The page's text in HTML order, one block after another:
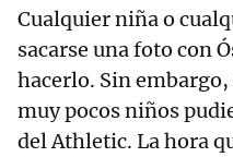
Cualquier niña o
sacarse una foto con
hacerlo. Sin
muy pocos niños
del Athletic. La hora